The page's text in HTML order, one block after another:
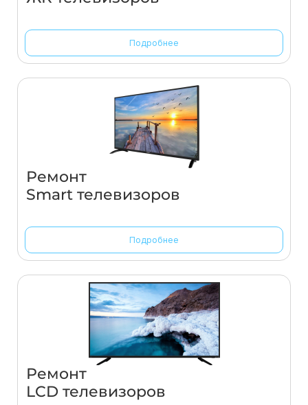
Подробнее
Ремонт
Smart телевизоров
Подробнее
Ремонт
LCD телевизоров